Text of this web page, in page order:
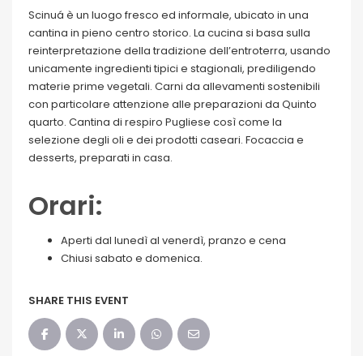
Scinuá è un luogo fresco ed informale, ubicato in una
cantina in pieno centro storico. La cucina si basa sulla
reinterpretazione della tradizione dell’entroterra, usando
unicamente ingredienti tipici e stagionali, prediligendo
materie prime vegetali. Carni da allevamenti sostenibili
con particolare attenzione alle preparazioni da Quinto
quarto. Cantina di respiro Pugliese così come la
selezione degli oli e dei prodotti caseari. Focaccia e
desserts, preparati in casa.
Orari:
Aperti dal lunedì al venerdì, pranzo e cena
Chiusi sabato e domenica.
SHARE THIS EVENT